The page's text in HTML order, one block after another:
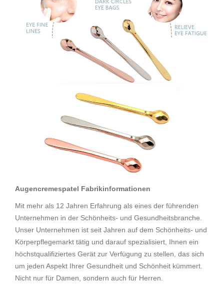
Augencremespatel Fabrikinformationen
Mit mehr als 12 Jahren Erfahrung als eines der führenden
Unternehmen in der Schönheits- und Gesundheitsbranche.
Unser Unternehmen ist seit Jahren auf dem Schönheits- und
Körperpflegemarkt tätig und darauf spezialisiert, Ihnen ein
höchstqualifiziertes Gerät zur Verfügung zu stellen, das sich
um jeden Aspekt Ihrer Gesundheit und Schönheit kümmert.
Nicht nur für Damen, sondern auch für Herren.